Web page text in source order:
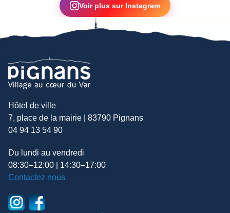
Voir plus sur Instagram
Hôtel de ville
7, place de la mairie | 83790 Pignans
04 94 13 54 90
Du lundi au vendredi
08:30–12:00 | 14:30–17:00
Contactez nous